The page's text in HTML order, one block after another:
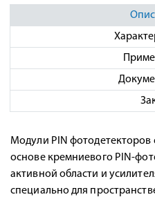
Модули PIN фотодетекторов
основе кремниевого PIN-
активной области и
специально для